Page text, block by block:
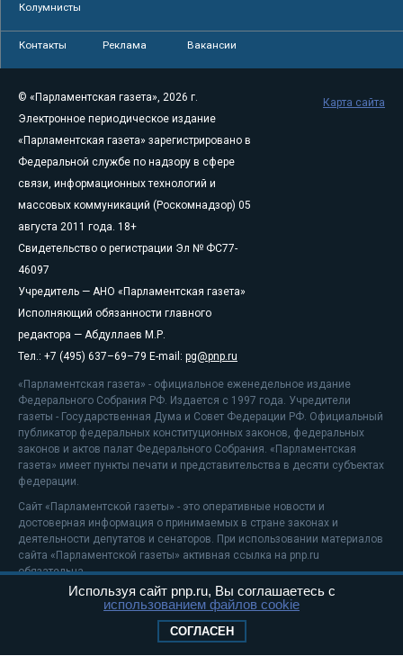
Колумнисты
Контакты Реклама Вакансии
© «Парламентская газета», 2026 г.
Электронное периодическое издание
«Парламентская газета» зарегистрировано в
Федеральной службе по надзору в сфере
связи, информационных технологий и
массовых коммуникаций (Роскомнадзор) 05
августа 2011 года. 18+
Свидетельство о регистрации Эл № ФС77-
46097
Учредитель — АНО «Парламентская газета»
Исполняющий обязанности главного
редактора — Абдуллаев М.Р.
Тел.: +7 (495) 637–69–79 E-mail: pg@pnp.ru
«Парламентская газета» - официальное еженедельное издание
Федерального Собрания РФ. Издается с 1997 года. Учредители
газеты - Государственная Дума и Совет Федерации РФ. Официальный
публикатор федеральных конституционных законов, федеральных
законов и актов палат Федерального Собрания. «Парламентская
газета» имеет пункты печати и представительства в десяти субъектах
федерации.
Сайт «Парламентской газеты» - это оперативные новости и
достоверная информация о принимаемых в стране законах и
деятельности депутатов и сенаторов. При использовании материалов
сайта «Парламентской газеты» активная ссылка на pnp.ru
обязательна.
На информационном ресурсе применяютсярекомендательные
Положение о защите персональных данных
Карта сайта
Используя сайт pnp.ru, Вы соглашаетесь с
использованием файлов cookie
СОГЛАСЕН